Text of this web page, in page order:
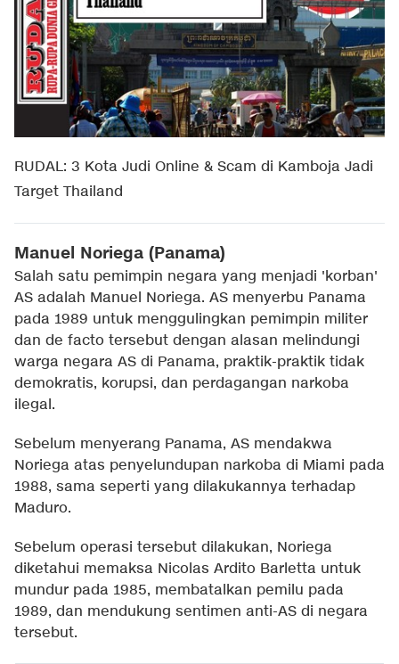
RUDAL: 3 Kota Judi Online & Scam di Kamboja Jadi
Target Thailand
Manuel Noriega (Panama)
Salah satu pemimpin negara yang menjadi 'korban'
AS adalah Manuel Noriega. AS menyerbu Panama
pada 1989 untuk menggulingkan pemimpin militer
dan de facto tersebut dengan alasan melindungi
warga negara AS di Panama, praktik-praktik tidak
demokratis, korupsi, dan perdagangan narkoba
ilegal.
Sebelum menyerang Panama, AS mendakwa
Noriega atas penyelundupan narkoba di Miami pada
1988, sama seperti yang dilakukannya terhadap
Maduro.
Sebelum operasi tersebut dilakukan, Noriega
diketahui memaksa Nicolas Ardito Barletta untuk
mundur pada 1985, membatalkan pemilu pada
1989, dan mendukung sentimen anti-AS di negara
tersebut.